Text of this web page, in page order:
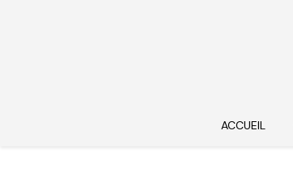
ACCUEIL